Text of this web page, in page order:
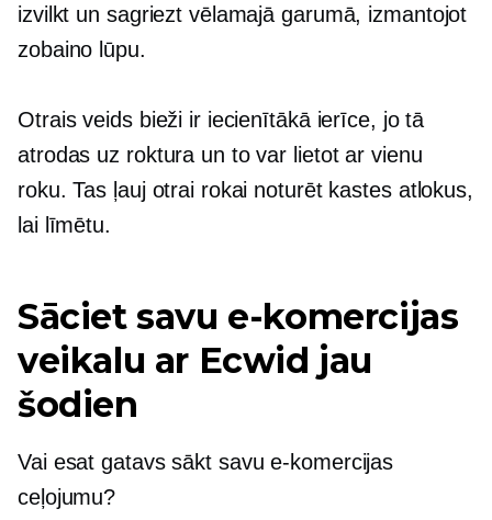
izvilkt un sagriezt vēlamajā garumā, izmantojot
zobaino lūpu.
Otrais veids bieži ir iecienītākā ierīce, jo tā
atrodas uz roktura un to var lietot ar vienu
roku. Tas ļauj otrai rokai noturēt kastes atlokus,
lai līmētu.
Sāciet savu e-komercijas
veikalu ar Ecwid jau
šodien
Vai esat gatavs sākt savu e-komercijas
ceļojumu?